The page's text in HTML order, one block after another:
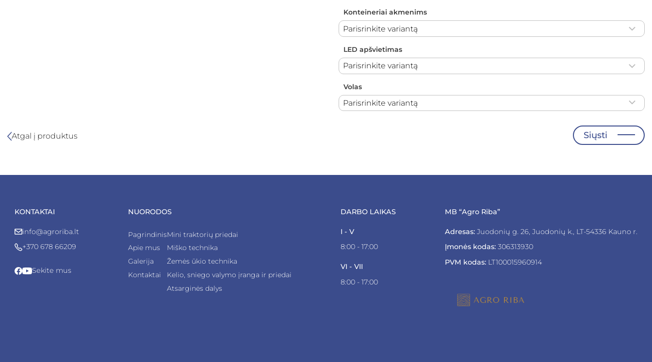
Konteineriai akmenims
LED apšvietimas
Volas
Atgal į produktus
KONTAKTAI
info@agroriba.lt
+370 678 66209
Sekite mus
NUORODOS
Pagrindinis
Apie mus
Galerija
Kontaktai
Mini traktorių priedai
Miško technika
Žemės ūkio technika
Kelio, sniego valymo įranga ir priedai
Atsarginės dalys
DARBO LAIKAS
I - V
8:00 - 17:00
VI - VII
8:00 - 17:00
MB “Agro Riba”
Adresas: Juodonių g. 26, Juodonių k., LT-54336 Kauno r.
Įmonės kodas: 306313930
PVM kodas: LT100015960914